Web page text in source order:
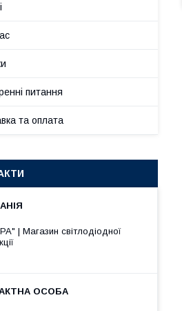
питання
та оплата
| Магазин світлодіодної